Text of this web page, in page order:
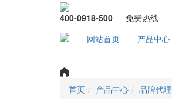
400-0918-500 — 免费热线 —
网站首页
产品中心
首页 产品中心 品牌代理